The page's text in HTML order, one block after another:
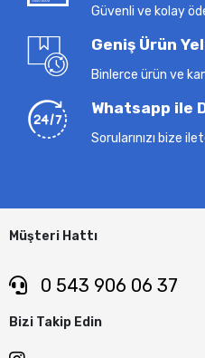
Güvenli ve kolay
Geniş Ürün
Binlerce ürün ve
Whatsapp ile
Sorularınızı bize
Müşteri Hattı
0 543 906 06 37
Bizi Takip Edin